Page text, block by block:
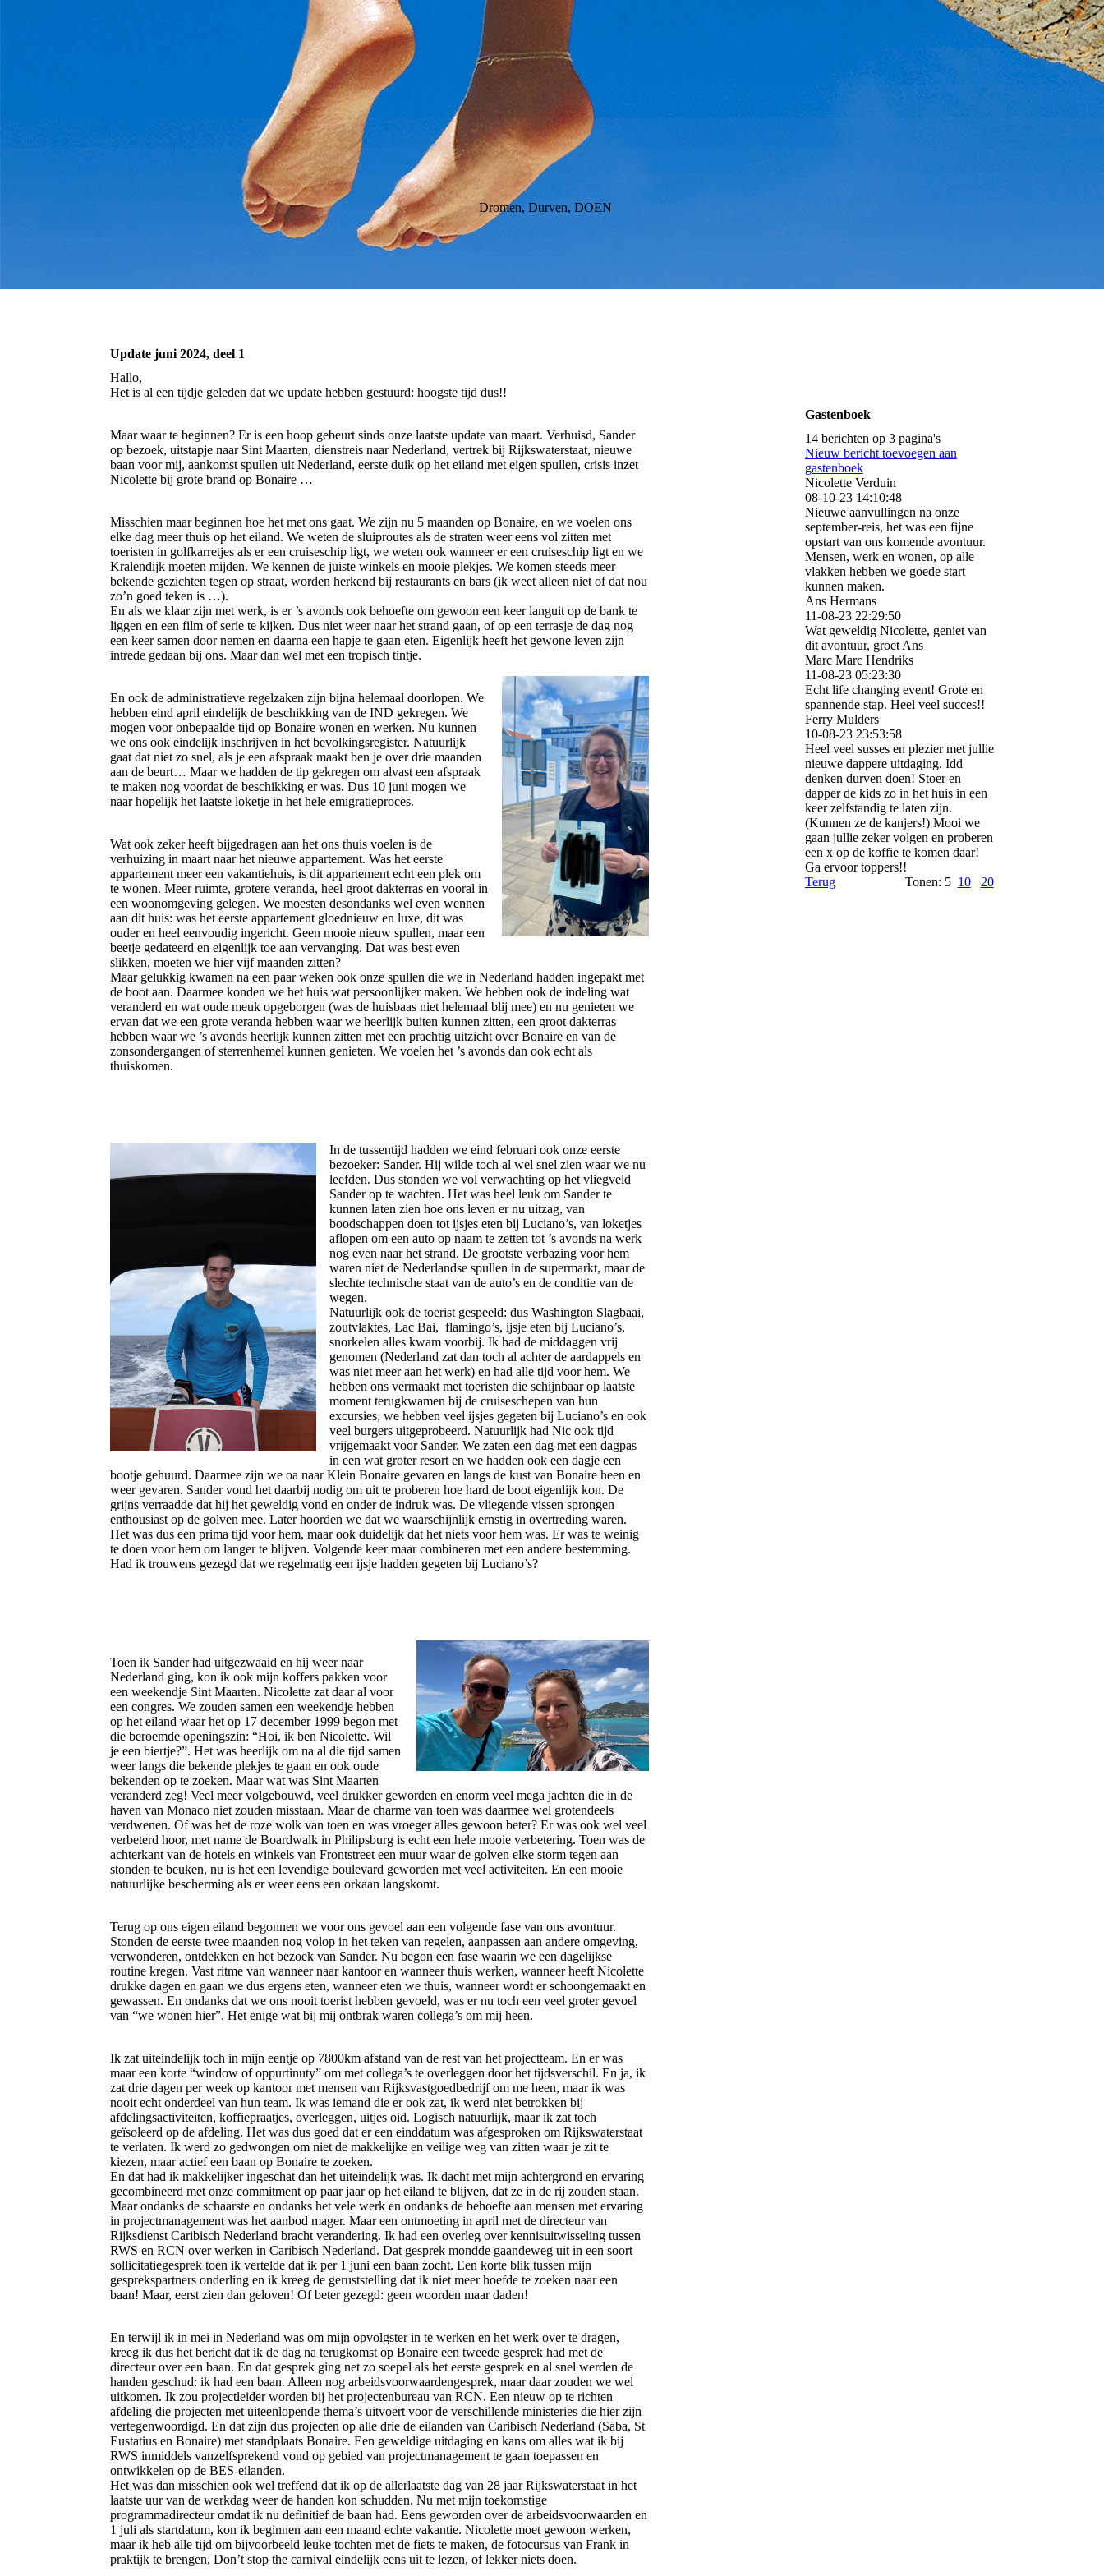
Dromen, Durven, DOEN
Update juni 2024, deel 1
Hallo,
Het is al een tijdje geleden dat we update hebben gestuurd: hoogste tijd dus!!
Maar waar te beginnen? Er is een hoop gebeurt sinds onze laatste update van maart. Verhuisd, Sander
op bezoek, uitstapje naar Sint Maarten, dienstreis naar Nederland, vertrek bij Rijkswaterstaat, nieuwe
baan voor mij, aankomst spullen uit Nederland, eerste duik op het eiland met eigen spullen, crisis inzet
Nicolette bij grote brand op Bonaire …
Misschien maar beginnen hoe het met ons gaat. We zijn nu 5 maanden op Bonaire, en we voelen ons
elke dag meer thuis op het eiland. We weten de sluiproutes als de straten weer eens vol zitten met
toeristen in golfkarretjes als er een cruiseschip ligt, we weten ook wanneer er een cruiseschip ligt en we
Kralendijk moeten mijden. We kennen de juiste winkels en mooie plekjes. We komen steeds meer
bekende gezichten tegen op straat, worden herkend bij restaurants en bars (ik weet alleen niet of dat nou
zo’n goed teken is …).
En als we klaar zijn met werk, is er ’s avonds ook behoefte om gewoon een keer languit op de bank te
liggen en een film of serie te kijken. Dus niet weer naar het strand gaan, of op een terrasje de dag nog
een keer samen door nemen en daarna een hapje te gaan eten. Eigenlijk heeft het gewone leven zijn
intrede gedaan bij ons. Maar dan wel met een tropisch tintje.
En ook de administratieve regelzaken zijn bijna helemaal doorlopen. We
hebben eind april eindelijk de beschikking van de IND gekregen. We
mogen voor onbepaalde tijd op Bonaire wonen en werken. Nu kunnen
we ons ook eindelijk inschrijven in het bevolkingsregister. Natuurlijk
gaat dat niet zo snel, als je een afspraak maakt ben je over drie maanden
aan de beurt… Maar we hadden de tip gekregen om alvast een afspraak
te maken nog voordat de beschikking er was. Dus 10 juni mogen we
naar hopelijk het laatste loketje in het hele emigratieproces.
Wat ook zeker heeft bijgedragen aan het ons thuis voelen is de
verhuizing in maart naar het nieuwe appartement. Was het eerste
appartement meer een vakantiehuis, is dit appartement echt een plek om
te wonen. Meer ruimte, grotere veranda, heel groot dakterras en vooral in
een woonomgeving gelegen. We moesten desondanks wel even wennen
aan dit huis: was het eerste appartement gloednieuw en luxe, dit was
ouder en heel eenvoudig ingericht. Geen mooie nieuw spullen, maar een
beetje gedateerd en eigenlijk toe aan vervanging. Dat was best even
slikken, moeten we hier vijf maanden zitten?
Maar gelukkig kwamen na een paar weken ook onze spullen die we in Nederland hadden ingepakt met
de boot aan. Daarmee konden we het huis wat persoonlijker maken. We hebben ook de indeling wat
veranderd en wat oude meuk opgeborgen (was de huisbaas niet helemaal blij mee) en nu genieten we
ervan dat we een grote veranda hebben waar we heerlijk buiten kunnen zitten, een groot dakterras
hebben waar we ’s avonds heerlijk kunnen zitten met een prachtig uitzicht over Bonaire en van de
zonsondergangen of sterrenhemel kunnen genieten. We voelen het ’s avonds dan ook echt als
thuiskomen.
In de tussentijd hadden we eind februari ook onze eerste
bezoeker: Sander. Hij wilde toch al wel snel zien waar we nu
leefden. Dus stonden we vol verwachting op het vliegveld
Sander op te wachten. Het was heel leuk om Sander te
kunnen laten zien hoe ons leven er nu uitzag, van
boodschappen doen tot ijsjes eten bij Luciano’s, van loketjes
aflopen om een auto op naam te zetten tot ’s avonds na werk
nog even naar het strand. De grootste verbazing voor hem
waren niet de Nederlandse spullen in de supermarkt, maar de
slechte technische staat van de auto’s en de conditie van de
wegen.
Natuurlijk ook de toerist gespeeld: dus Washington Slagbaai,
zoutvlaktes, Lac Bai, flamingo’s, ijsje eten bij Luciano’s,
snorkelen alles kwam voorbij. Ik had de middaggen vrij
genomen (Nederland zat dan toch al achter de aardappels en
was niet meer aan het werk) en had alle tijd voor hem. We
hebben ons vermaakt met toeristen die schijnbaar op laatste
moment terugkwamen bij de cruiseschepen van hun
excursies, we hebben veel ijsjes gegeten bij Luciano’s en ook
veel burgers uitgeprobeerd. Natuurlijk had Nic ook tijd
vrijgemaakt voor Sander. We zaten een dag met een dagpas
in een wat groter resort en we hadden ook een dagje een
bootje gehuurd. Daarmee zijn we oa naar Klein Bonaire gevaren en langs de kust van Bonaire heen en
weer gevaren. Sander vond het daarbij nodig om uit te proberen hoe hard de boot eigenlijk kon. De
grijns verraadde dat hij het geweldig vond en onder de indruk was. De vliegende vissen sprongen
enthousiast op de golven mee. Later hoorden we dat we waarschijnlijk ernstig in overtreding waren.
Het was dus een prima tijd voor hem, maar ook duidelijk dat het niets voor hem was. Er was te weinig
te doen voor hem om langer te blijven. Volgende keer maar combineren met een andere bestemming.
Had ik trouwens gezegd dat we regelmatig een ijsje hadden gegeten bij Luciano’s?
Toen ik Sander had uitgezwaaid en hij weer naar
Nederland ging, kon ik ook mijn koffers pakken voor
een weekendje Sint Maarten. Nicolette zat daar al voor
een congres. We zouden samen een weekendje hebben
op het eiland waar het op 17 december 1999 begon met
die beroemde openingszin: “Hoi, ik ben Nicolette. Wil
je een biertje?”. Het was heerlijk om na al die tijd samen
weer langs die bekende plekjes te gaan en ook oude
bekenden op te zoeken. Maar wat was Sint Maarten
veranderd zeg! Veel meer volgebouwd, veel drukker geworden en enorm veel mega jachten die in de
haven van Monaco niet zouden misstaan. Maar de charme van toen was daarmee wel grotendeels
verdwenen. Of was het de roze wolk van toen en was vroeger alles gewoon beter? Er was ook wel veel
verbeterd hoor, met name de Boardwalk in Philipsburg is echt een hele mooie verbetering. Toen was de
achterkant van de hotels en winkels van Frontstreet een muur waar de golven elke storm tegen aan
stonden te beuken, nu is het een levendige boulevard geworden met veel activiteiten. En een mooie
natuurlijke bescherming als er weer eens een orkaan langskomt.
Terug op ons eigen eiland begonnen we voor ons gevoel aan een volgende fase van ons avontuur.
Stonden de eerste twee maanden nog volop in het teken van regelen, aanpassen aan andere omgeving,
verwonderen, ontdekken en het bezoek van Sander. Nu begon een fase waarin we een dagelijkse
routine kregen. Vast ritme van wanneer naar kantoor en wanneer thuis werken, wanneer heeft Nicolette
drukke dagen en gaan we dus ergens eten, wanneer eten we thuis, wanneer wordt er schoongemaakt en
gewassen. En ondanks dat we ons nooit toerist hebben gevoeld, was er nu toch een veel groter gevoel
van “we wonen hier”. Het enige wat bij mij ontbrak waren collega’s om mij heen.
Ik zat uiteindelijk toch in mijn eentje op 7800km afstand van de rest van het projectteam. En er was
maar een korte “window of oppurtinuty” om met collega’s te overleggen door het tijdsverschil. En ja, ik
zat drie dagen per week op kantoor met mensen van Rijksvastgoedbedrijf om me heen, maar ik was
nooit echt onderdeel van hun team. Ik was iemand die er ook zat, ik werd niet betrokken bij
afdelingsactiviteiten, koffiepraatjes, overleggen, uitjes oid. Logisch natuurlijk, maar ik zat toch
geïsoleerd op de afdeling. Het was dus goed dat er een einddatum was afgesproken om Rijkswaterstaat
te verlaten. Ik werd zo gedwongen om niet de makkelijke en veilige weg van zitten waar je zit te
kiezen, maar actief een baan op Bonaire te zoeken.
En dat had ik makkelijker ingeschat dan het uiteindelijk was. Ik dacht met mijn achtergrond en ervaring
gecombineerd met onze commitment op paar jaar op het eiland te blijven, dat ze in de rij zouden staan.
Maar ondanks de schaarste en ondanks het vele werk en ondanks de behoefte aan mensen met ervaring
in projectmanagement was het aanbod mager. Maar een ontmoeting in april met de directeur van
Rijksdienst Caribisch Nederland bracht verandering. Ik had een overleg over kennisuitwisseling tussen
RWS en RCN over werken in Caribisch Nederland. Dat gesprek mondde gaandeweg uit in een soort
sollicitatiegesprek toen ik vertelde dat ik per 1 juni een baan zocht. Een korte blik tussen mijn
gesprekspartners onderling en ik kreeg de geruststelling dat ik niet meer hoefde te zoeken naar een
baan! Maar, eerst zien dan geloven! Of beter gezegd: geen woorden maar daden!
En terwijl ik in mei in Nederland was om mijn opvolgster in te werken en het werk over te dragen,
kreeg ik dus het bericht dat ik de dag na terugkomst op Bonaire een tweede gesprek had met de
directeur over een baan. En dat gesprek ging net zo soepel als het eerste gesprek en al snel werden de
handen geschud: ik had een baan. Alleen nog arbeidsvoorwaardengesprek, maar daar zouden we wel
uitkomen. Ik zou projectleider worden bij het projectenbureau van RCN. Een nieuw op te richten
afdeling die projecten met uiteenlopende thema’s uitvoert voor de verschillende ministeries die hier zijn
vertegenwoordigd. En dat zijn dus projecten op alle drie de eilanden van Caribisch Nederland (Saba, St
Eustatius en Bonaire) met standplaats Bonaire. Een geweldige uitdaging en kans om alles wat ik bij
RWS inmiddels vanzelfsprekend vond op gebied van projectmanagement te gaan toepassen en
ontwikkelen op de BES-eilanden.
Het was dan misschien ook wel treffend dat ik op de allerlaatste dag van 28 jaar Rijkswaterstaat in het
laatste uur van de werkdag weer de handen kon schudden. Nu met mijn toekomstige
programmadirecteur omdat ik nu definitief de baan had. Eens geworden over de arbeidsvoorwaarden en
1 juli als startdatum, kon ik beginnen aan een maand echte vakantie. Nicolette moet gewoon werken,
maar ik heb alle tijd om bijvoorbeeld leuke tochten met de fiets te maken, de fotocursus van Frank in
praktijk te brengen, Don’t stop the carnival eindelijk eens uit te lezen, of lekker niets doen.
Gastenboek
14 berichten op 3 pagina's
Nieuw bericht toevoegen aan
gastenboek
Nicolette Verduin
08-10-23 14:10:48
Nieuwe aanvullingen na onze
september-reis, het was een fijne
opstart van ons komende avontuur.
Mensen, werk en wonen, op alle
vlakken hebben we goede start
kunnen maken.
Ans Hermans
11-08-23 22:29:50
Wat geweldig Nicolette, geniet van
dit avontuur, groet Ans
Marc Marc Hendriks
11-08-23 05:23:30
Echt life changing event! Grote en
spannende stap. Heel veel succes!!
Ferry Mulders
10-08-23 23:53:58
Heel veel susses en plezier met jullie
nieuwe dappere uitdaging. Idd
denken durven doen! Stoer en
dapper de kids zo in het huis in een
keer zelfstandig te laten zijn.
(Kunnen ze de kanjers!) Mooi we
gaan jullie zeker volgen en proberen
een x op de koffie te komen daar!
Ga ervoor toppers!!
Terug
Tonen: 5 10 20